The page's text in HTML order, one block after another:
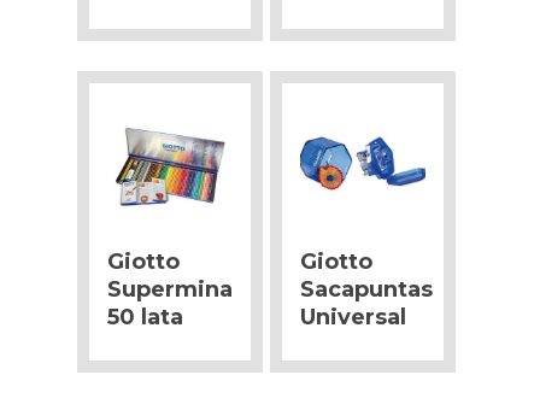
Giotto
Supermina
50 lata
Giotto
Sacapuntas
Universal